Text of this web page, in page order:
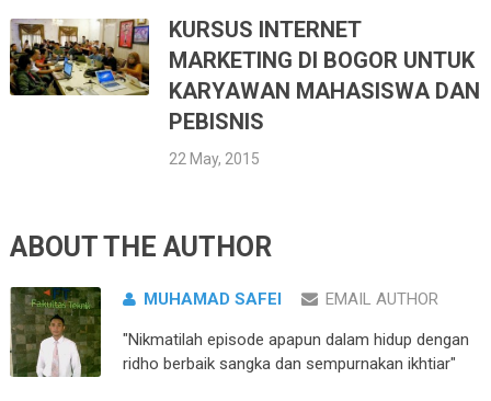
KURSUS INTERNET
MARKETING DI BOGOR UNTUK
KARYAWAN MAHASISWA DAN
PEBISNIS
22 May, 2015
ABOUT THE AUTHOR
MUHAMAD SAFEI EMAIL AUTHOR
"Nikmatilah episode apapun dalam hidup dengan
ridho berbaik sangka dan sempurnakan ikhtiar"